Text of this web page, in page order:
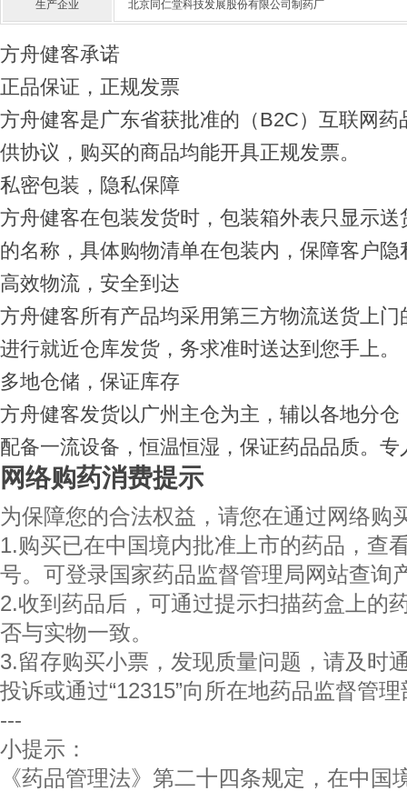
生产企业 北京同仁堂科技发展股份有限公司制药厂
方舟健客承诺
正品保证，正规发票
方舟健客是广东省获批准的（B2C）互联网
供协议，购买的商品均能开具正规发票。
私密包装，隐私保障
方舟健客在包装发货时，包装箱外表只显示
的名称，具体购物清单在包装内，保障客户隐
高效物流，安全到达
方舟健客所有产品均采用第三方物流送货上
进行就近仓库发货，务求准时送达到您手上。
多地仓储，保证库存
方舟健客发货以广州主仓为主，辅以各地分
配备一流设备，恒温恒湿，保证药品品质。
网络购药消费提示
为保障您的合法权益，请您在通过网络购
1.购买已在中国境内批准上市的药品，查
号。可登录国家药品监督管理局网站查询
2.收到药品后，可通过提示扫描药盒上的
否与实物一致。
3.留存购买小票，发现质量问题，请及时
投诉或通过“12315”向所在地药品监督管
---
小提示：
《药品管理法》第二十四条规定，在中